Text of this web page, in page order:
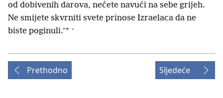
od dobivenih darova, nećete navući na sebe grijeh.
Ne smijete skvrniti svete prinose Izraelaca da ne
biste poginuli.’” +
Prethodno Sljedeće